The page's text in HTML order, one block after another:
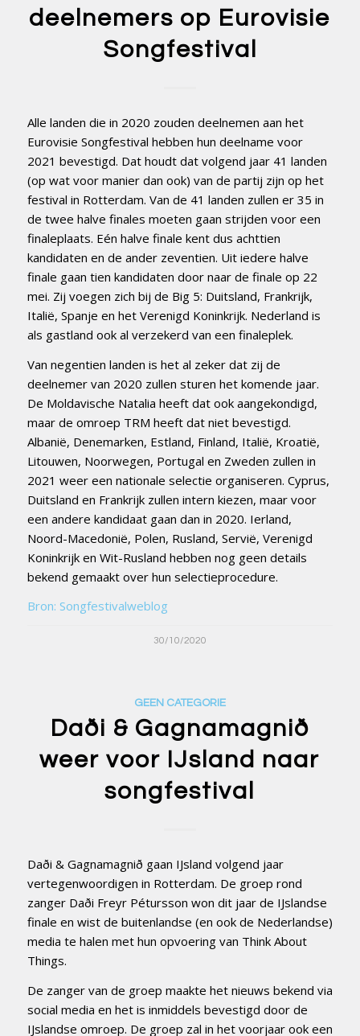
deelnemers op Eurovisie
Songfestival
Alle landen die in 2020 zouden deelnemen aan het
Eurovisie Songfestival hebben hun deelname voor
2021 bevestigd. Dat houdt dat volgend jaar 41 landen
(op wat voor manier dan ook) van de partij zijn op het
festival in Rotterdam. Van de 41 landen zullen er 35 in
de twee halve finales moeten gaan strijden voor een
finaleplaats. Eén halve finale kent dus achttien
kandidaten en de ander zeventien. Uit iedere halve
finale gaan tien kandidaten door naar de finale op 22
mei. Zij voegen zich bij de Big 5: Duitsland, Frankrijk,
Italië, Spanje en het Verenigd Koninkrijk. Nederland is
als gastland ook al verzekerd van een finaleplek.
Van negentien landen is het al zeker dat zij de
deelnemer van 2020 zullen sturen het komende jaar.
De Moldavische Natalia heeft dat ook aangekondigd,
maar de omroep TRM heeft dat niet bevestigd.
Albanië, Denemarken, Estland, Finland, Italië, Kroatië,
Litouwen, Noorwegen, Portugal en Zweden zullen in
2021 weer een nationale selectie organiseren. Cyprus,
Duitsland en Frankrijk zullen intern kiezen, maar voor
een andere kandidaat gaan dan in 2020. Ierland,
Noord-Macedonië, Polen, Rusland, Servië, Verenigd
Koninkrijk en Wit-Rusland hebben nog geen details
bekend gemaakt over hun selectieprocedure.
Bron: Songfestivalweblog
30/10/2020
GEEN CATEGORIE
Daði & Gagnamagnið
weer voor IJsland naar
songfestival
Daði & Gagnamagnið gaan IJsland volgend jaar
vertegenwoordigen in Rotterdam. De groep rond
zanger Daði Freyr Pétursson won dit jaar de IJslandse
finale en wist de buitenlandse (en ook de Nederlandse)
media te halen met hun opvoering van Think About
Things.
De zanger van de groep maakte het nieuws bekend via
social media en het is inmiddels bevestigd door de
IJslandse omroep. De groep zal in het voorjaar ook een